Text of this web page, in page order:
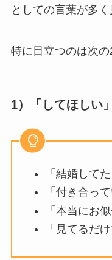
としての言葉が多く
特に目立つのは次の
1）「してほしい
「結婚して
「付き合っ
「本当にお似
「見てるだ